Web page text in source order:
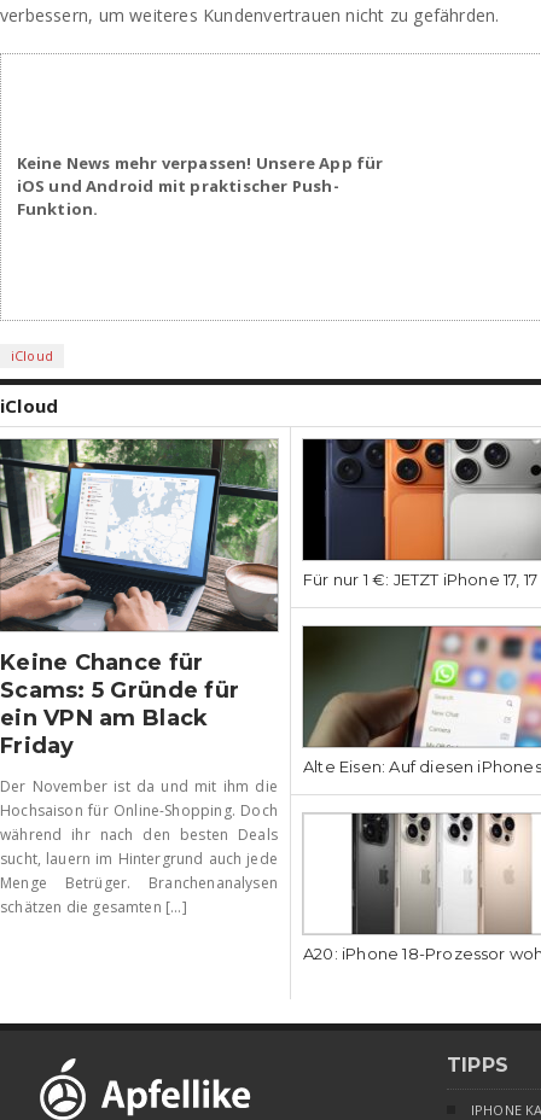
verbessern, um weiteres Kundenvertrauen nicht zu gefährden.
Keine News mehr verpassen! Unsere App für
iOS und Android mit praktischer Push-
Funktion.
iCloud
iCloud
Keine Chance für
Scams: 5 Gründe für
ein VPN am Black
Friday
Der November ist da und mit ihm die
Hochsaison für Online-Shopping. Doch
während ihr nach den besten Deals
sucht, lauern im Hintergrund auch jede
Menge Betrüger. Branchenanalysen
schätzen die gesamten [...]
Für nur 1 €: JETZT iPhone 17,
Alte Eisen: Auf diesen
A20: iPhone 18-Prozessor
TIPPS
IPHONE